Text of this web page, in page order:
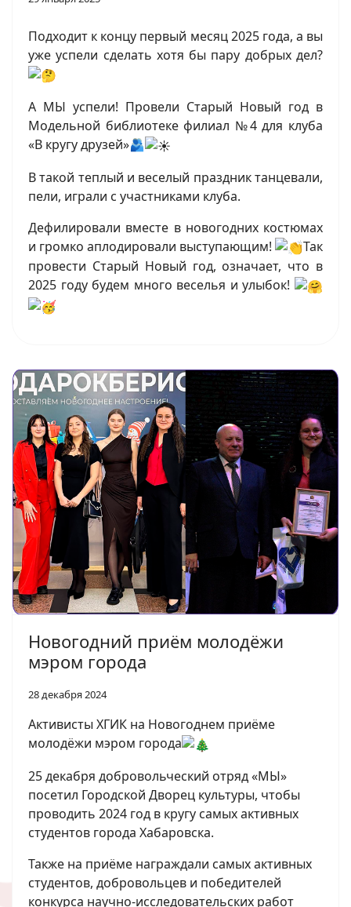
Подходит к концу первый месяц 2025 года, а вы
уже успели сделать хотя бы пару добрых дел?
А МЫ успели! Провели Старый Новый год в
Модельной библиотеке филиал №4 для клуба
«В кругу друзей»🫂
В такой теплый и веселый праздник танцевали,
пели, играли с участниками клуба.
Дефилировали вместе в новогодних костюмах
и громко аплодировали выступающим!
Так
провести Старый Новый год, означает, что в
2025 году будем много веселья и улыбок!
Новогодний приём молодёжи
мэром города
28 декабря 2024
Активисты ХГИК на Новогоднем приёме
молодёжи мэром города
25 декабря добровольческий отряд «МЫ»
посетил Городской Дворец культуры, чтобы
проводить 2024 год в кругу самых активных
студентов города Хабаровска.
Также на приёме награждали самых активных
студентов, добровольцев и победителей
конкурса научно-исследовательских работ